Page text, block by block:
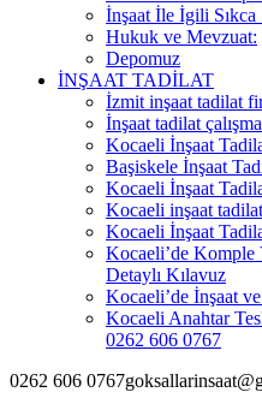
İnşaat İle İgili
Hukuk ve Mevzuat:
Depomuz
İNŞAAT TADİLAT
İzmit inşaat tadilat
İnşaat tadilat
Kocaeli İnşaat
Başiskele İnşaat
Kocaeli İnşaat
Kocaeli inşaat
Kocaeli İnşaat
Kocaeli’de Komple
Detaylı Kılavuz
Kocaeli’de İnşaat
Kocaeli Anahtar
0262 606 0767
0262 606 0767